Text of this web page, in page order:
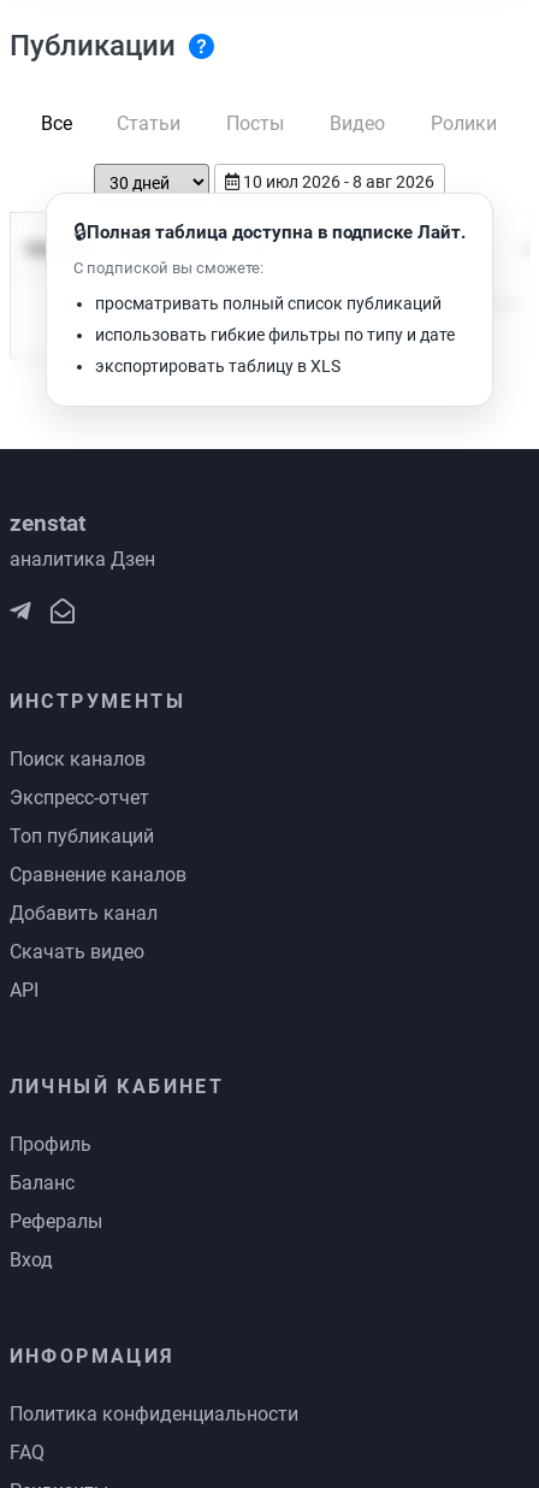
Публикации
Все Статьи Посты Видео Ролики
10 июл 2026 - 8 авг 2026
Время чтения
Нет доступных публикаций. Попробуйте изменить фильтр.
🔒Полная таблица доступна в подписке Лайт.
С подпиской вы сможете:
просматривать полный список публикаций
использовать гибкие фильтры по типу и дате
экспортировать таблицу в XLS
zenstat
аналитика Дзен
ИНСТРУМЕНТЫ
Поиск каналов
Экспресс-отчет
Топ публикаций
Сравнение каналов
Добавить канал
Скачать видео
API
ЛИЧНЫЙ КАБИНЕТ
Профиль
Баланс
Рефералы
Вход
ИНФОРМАЦИЯ
Политика конфиденциальности
FAQ